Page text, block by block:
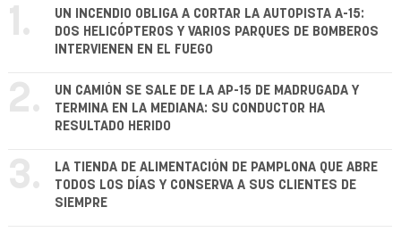
1.
UN INCENDIO OBLIGA A CORTAR LA AUTOPISTA A-15:
DOS HELICÓPTEROS Y VARIOS PARQUES DE BOMBEROS
INTERVIENEN EN EL FUEGO
2.
UN CAMIÓN SE SALE DE LA AP-15 DE MADRUGADA Y
TERMINA EN LA MEDIANA: SU CONDUCTOR HA
RESULTADO HERIDO
3.
LA TIENDA DE ALIMENTACIÓN DE PAMPLONA QUE ABRE
TODOS LOS DÍAS Y CONSERVA A SUS CLIENTES DE
SIEMPRE